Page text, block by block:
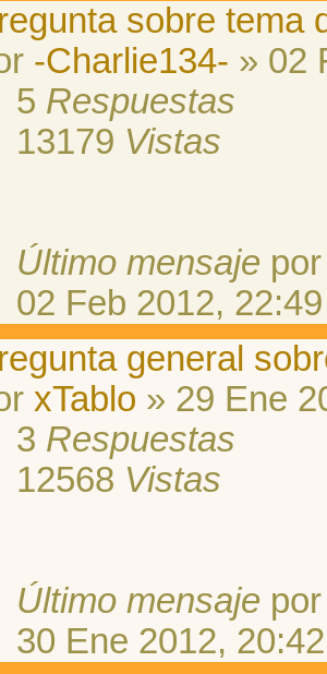
sobre tema
-Charlie134- » 02
5 Respuestas
13179 Vistas
Último mensaje
02 Feb 2012, 22:49
general
xTablo » 29 Ene
3 Respuestas
12568 Vistas
Último mensaje
30 Ene 2012, 20:42